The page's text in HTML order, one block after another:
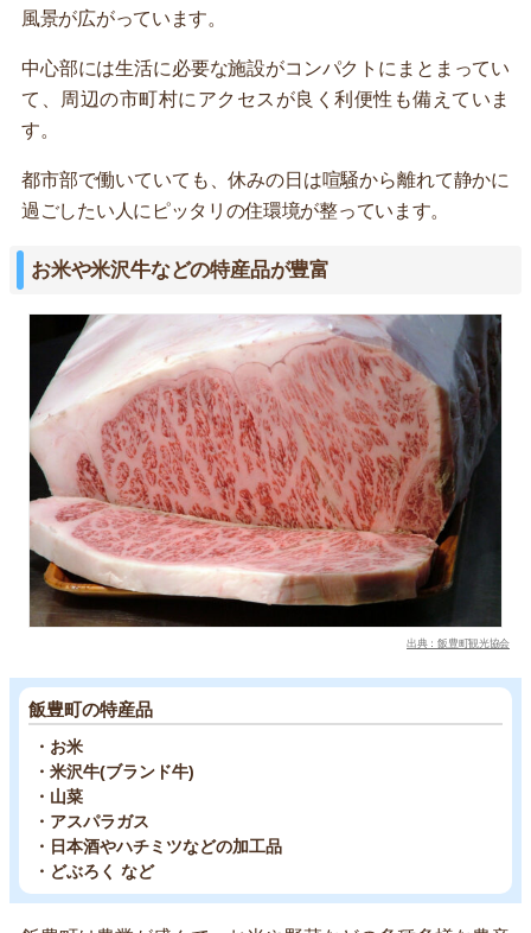
風景が広がっています。
中心部には生活に必要な施設がコンパクトにまとまってい
て、周辺の市町村にアクセスが良く利便性も備えていま
す。
都市部で働いていても、休みの日は喧騒から離れて静かに
過ごしたい人にピッタリの住環境が整っています。
お米や米沢牛などの特産品が豊富
出典：飯豊町観光協会
飯豊町の特産品
・お米
・米沢牛(ブランド牛)
・山菜
・アスパラガス
・日本酒やハチミツなどの加工品
・どぶろく など